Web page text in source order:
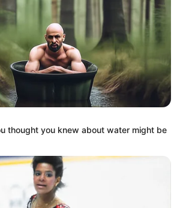
ότι η
Η Moderna μηνύει τους
αντιπάλους της της Big
Pharma για τις
πατέντες εμβολίων
Ο Υπόγειος Πόλεμος είναι
γεγονός.. Το κυνήγι είναι σε
εξέλιξη
thought you knew about water might be